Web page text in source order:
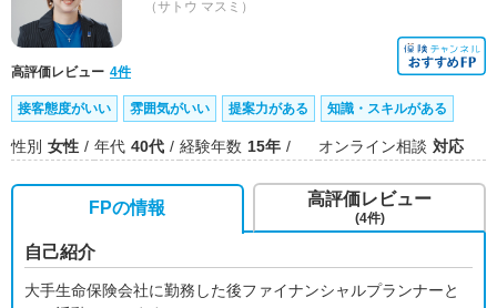
（サトウ マスミ）
高評価レビュー 4件
接客態度がいい 雰囲気がいい 提案力がある 知識・スキルがある
性別 女性 年代 40代 経験年数 15年 オンライン相談 対応
FPの情報
自己紹介
大手生命保険会社に勤務した後ファイナンシャルプランナーと
高評価レビュー
(4件)